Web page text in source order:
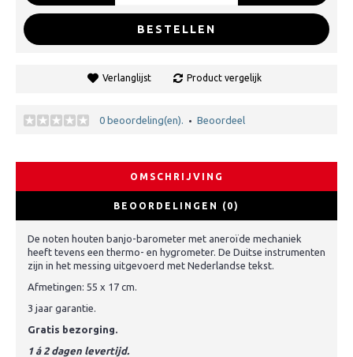
BESTELLEN
Verlanglijst Product vergelijk
0 beoordeling(en). • Beoordeel
OMSCHRIJVING
BEOORDELINGEN (0)
De noten houten banjo-barometer met aneroïde mechaniek
heeft tevens een thermo- en hygrometer. De Duitse instrumenten
zijn in het messing uitgevoerd met Nederlandse tekst.
Afmetingen: 55 x 17 cm.
3 jaar garantie.
Gratis bezorging.
1 á 2 dagen levertijd.